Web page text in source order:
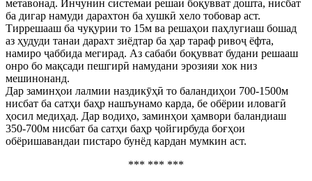
метавонад. Инчунин системаи решаи боқувват дошта, нисбат
ба дигар намуди дарахтон ба хушкӣ хело тобовар аст.
Тиррешааш ба чуқурии то 15м ва решаҳои паҳлугиаш бошад
аз ҳудуди танаи дарахт зиёдтар ба ҳар тараф ривоҷ ёфта,
намиро ҷаббида мегирад. Аз сабаби боқувват будани решааш
онро бо мақсади пешгирӣ намудани эрозияи хок низ
мешинонанд.
Дар заминҳои лалмии наздикӯҳӣ то баландиҳои 700-1500м
нисбат ба сатҳи баҳр нашъунамо карда, бе обёрии иловагӣ
ҳосил медиҳад. Дар водиҳо, заминҳои ҳамвори баландиаш
350-700м нисбат ба сатҳи баҳр ҷойгирбуда боғҳои
обёришавандаи пистаро бунёд кардан мумкин аст.
*** *** ***